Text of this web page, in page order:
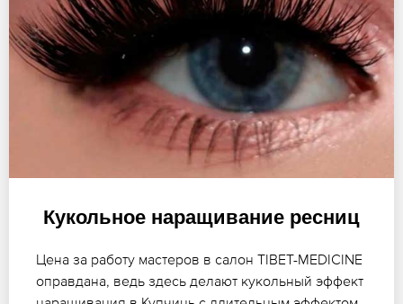
Кукольное наращивание ресниц
Цена за работу мастеров в салон TIBET-MEDICINE
оправдана, ведь здесь делают кукольный эффект